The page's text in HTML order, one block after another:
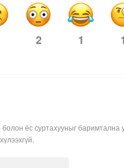
2 1 1
болон ёс суртахууныг баримтална